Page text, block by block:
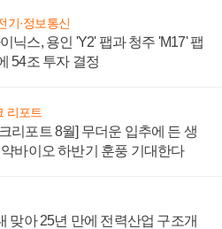
기·정보통신
닉스, 용인 'Y2' 팹과 청주 'M17' 팹
54조 투자 결정
리포트
리포트 8월] 무더운 입추에 든 생
바이오 하반기 훈풍 기대한다
맞아 25년 만에 전력산업 구조개